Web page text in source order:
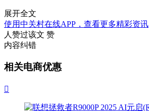
展开全文
使用中关村在线APP，查看更多精彩资讯
人赞过该文 赞
内容纠错
相关电商优惠
